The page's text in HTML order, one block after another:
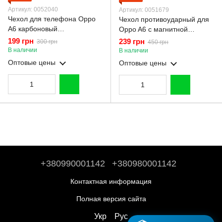
Артикул: 0052040
Чехол для телефона Oppo
A6 карбоновый
противоударный с высокими
бортами черный
199 грн 300 грн
В наличии
Оптовые цены
Артикул: 0051679
Чехол противоударный для
Oppo A6 с магнитной
пластиной со шторкой на
камере черный
239 грн 450 грн
В наличии
Оптовые цены
+380990001142 +380980001142
Контактная информация
Полная версия сайта
Укр Рус